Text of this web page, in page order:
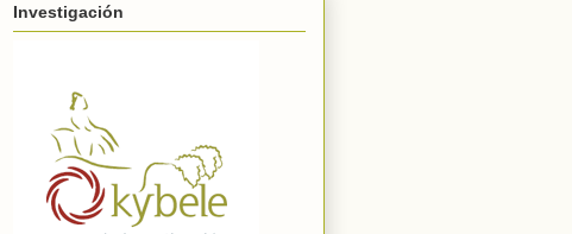
Investigación